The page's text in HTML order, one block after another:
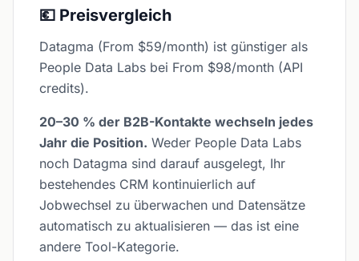
💶 Preisvergleich
Datagma (From $59/month) ist günstiger als
People Data Labs bei From $98/month (API
credits).
20–30 % der B2B-Kontakte wechseln jedes
Jahr die Position. Weder People Data Labs
noch Datagma sind darauf ausgelegt, Ihr
bestehendes CRM kontinuierlich auf
Jobwechsel zu überwachen und Datensätze
automatisch zu aktualisieren — das ist eine
andere Tool-Kategorie.